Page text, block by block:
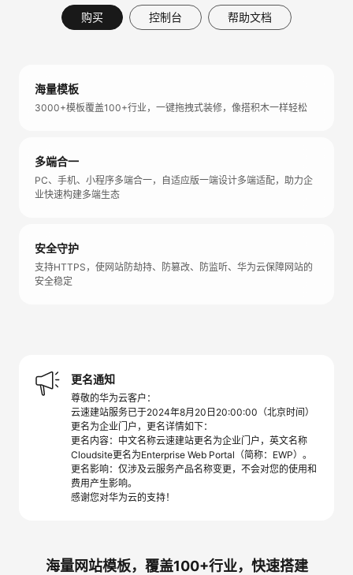
购买 控制台 帮助文档
海量模板
3000+模板覆盖100+行业，一键拖拽式装修，像搭积木一样轻松
多端合一
PC、手机、小程序多端合一，自适应版一端设计多端适配，助力企
业快速构建多端生态
安全守护
支持HTTPS，使网站防劫持、防篡改、防监听、华为云保障网站的
安全稳定
更名通知
尊敬的华为云客户：
云速建站服务已于2024年8月20日20:00:00（北京时间）
更名为企业门户，更名详情如下：
更名内容：中文名称云速建站更名为企业门户，英文名称
Cloudsite更名为Enterprise Web Portal（简称：EWP）。
更名影响：仅涉及云服务产品名称变更，不会对您的使用和
费用产生影响。
感谢您对华为云的支持！
海量网站模板，覆盖100+行业，快速搭建